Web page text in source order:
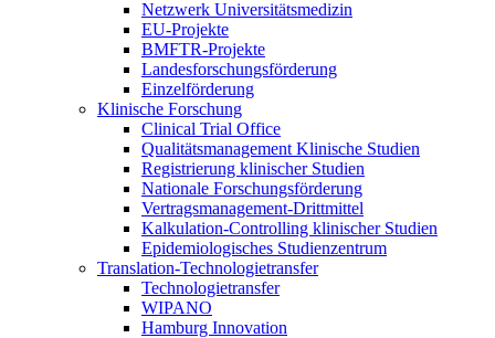
Netzwerk Universitätsmedizin
EU-Projekte
BMFTR-Projekte
Landesforschungsförderung
Einzelförderung
Klinische Forschung
Clinical Trial Office
Qualitätsmanagement Klinische Studien
Registrierung klinischer Studien
Nationale Forschungsförderung
Vertragsmanagement-Drittmittel
Kalkulation-Controlling klinischer Studien
Epidemiologisches Studienzentrum
Translation-Technologietransfer
Technologietransfer
WIPANO
Hamburg Innovation